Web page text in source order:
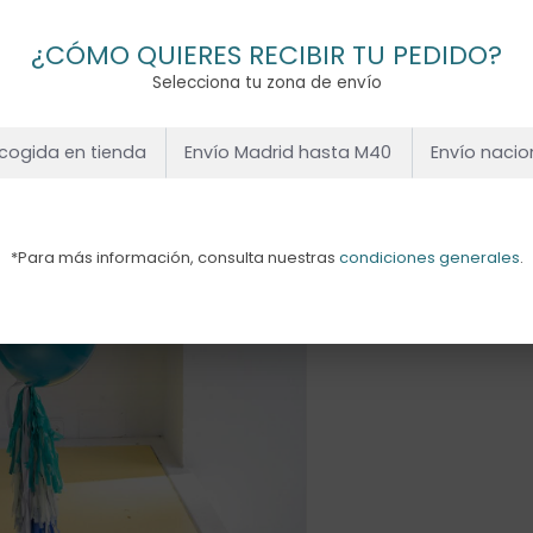
¿CÓMO QUIERES RECIBIR TU PEDIDO?
Selecciona tu zona de envío
en tienda Envío Madrid hasta M40 Envío
*Para más información, consulta nuestras condiciones generales.